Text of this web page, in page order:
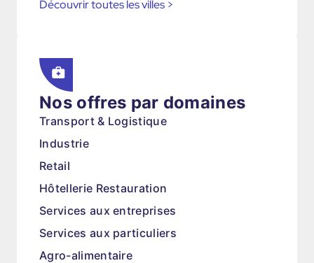
Découvrir toutes les villes >
Nos offres par domaines
Transport & Logistique
Industrie
Retail
Hôtellerie Restauration
Services aux entreprises
Services aux particuliers
Agro-alimentaire